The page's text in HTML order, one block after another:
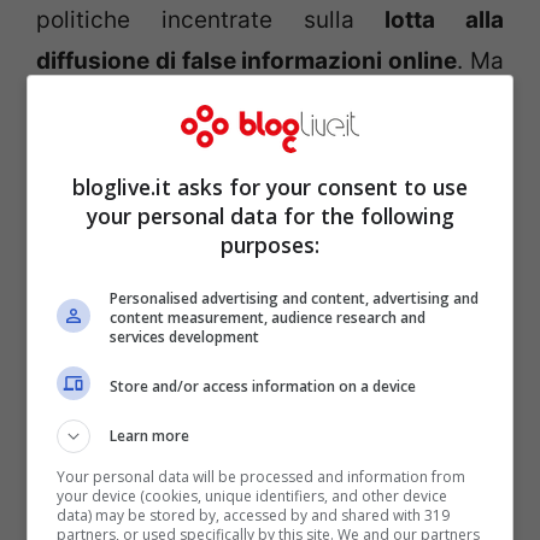
politiche incentrate sulla lotta alla
diffusione di false informazioni online. Ma
esattamente come si definisce ciò che è
considerato falso? Fino a dove può
spingersi un tale sforzo senza cancellare la
libertà di parola, che la costituzione
francese in questo caso garantisce?
bloglive.it asks for your consent to use
your personal data for the following
purposes:
Personalised advertising and content, advertising and
content measurement, audience research and
services development
Store and/or access information on a device
Learn more
Your personal data will be processed and information from
your device (cookies, unique identifiers, and other device
data) may be stored by, accessed by and shared with 319
partners, or used specifically by this site. We and our partners